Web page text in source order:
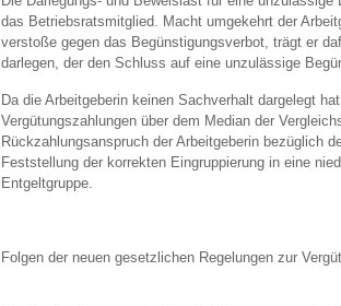
das Betriebsratsmitglied. Macht umgekehrt der
verstoße gegen das Begünstigungsverbot, trägt er
darlegen, der den Schluss auf eine unzulässige
Da die Arbeitgeberin keinen Sachverhalt dargelegt
Vergütungszahlungen über dem Median der
Rückzahlungsanspruch der Arbeitgeberin bezüglich
Feststellung der korrekten Eingruppierung in eine
Entgeltgruppe.
Folgen der neuen gesetzlichen Regelungen zur